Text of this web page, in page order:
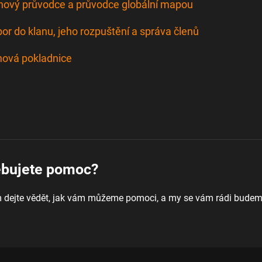
průvodce a průvodce globální mapou
do klanu, jeho rozpuštění a správa členů
pokladnice
pomoc?
dejte vědět, jak vám můžeme pomoci, a my se vám rádi